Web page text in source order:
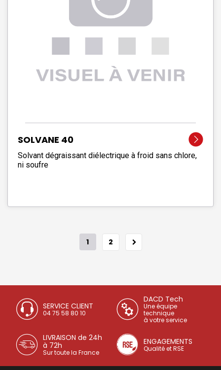
SOLVANE 40
Solvant dégraissant diélectrique à froid sans chlore,
ni soufre
1 2
SERVICE CLIENT
04 75 58 80 10
DACD Tech
Une équipe
technique
à votre service
LIVRAISON de 24h
à 72h
Sur toute la France
ENGAGEMENTS
Qualité et RSE